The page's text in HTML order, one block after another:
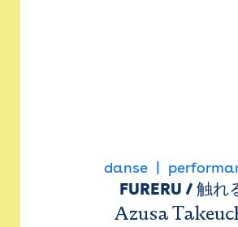
danse
FURERU / 触れ
Azusa